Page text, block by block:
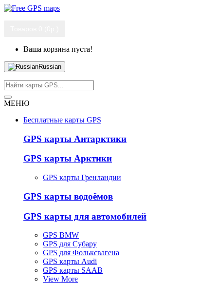
Ваша корзина пуста!
Russian
МЕНЮ
Бесплатные карты GPS
GPS карты Антарктики
GPS карты Арктики
GPS карты Гренландии
GPS карты водоёмов
GPS карты для автомобилей
GPS BMW
GPS для Субару
GPS для Фольксвагена
GPS карты Audi
GPS карты SAAB
View More